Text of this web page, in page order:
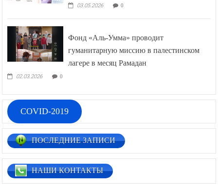
03.05.2026 0
Фонд «Аль-Умма» проводит
гуманитарную миссию в палестинском
лагере в месяц Рамадан
02.03.2026 0
COVID-2019
ПОСЛЕДНИЕ ЗАПИСИ
НАШИ КОНТАКТЫ